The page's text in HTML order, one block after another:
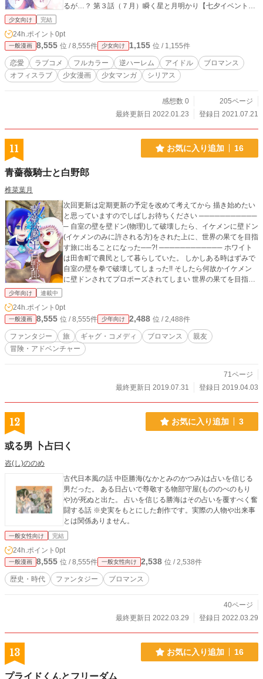
るが…？ 第３話（７月）瞬く星と月明かり【七夕イベント】
思い出である、 出会いのエピソードを語ることに… 同人一次
創作アイドルプロジェクト「フェザーA」 公式 https://twitter.
com/Feather_Ace https://www.youtube.com/channel/UCGZWf
uqVNwufk9ni1WV5CHA
少女向け 完結
24h.ポイント 0pt
一般漫画 8,555 位 / 8,555件 少女向け 1,155 位 / 1,155件
恋愛 ラブコメ フルカラー 逆ハーレム アイドル
ブロマンス
オフィスラブ
少女漫画 少女マンガ シリアス
感想数 0
205ページ
最終更新日 2022.01.23
登録日 2021.07.21
11 お気に入り追加 16
青薔薇騎士と白野郎
椎菜葉月
次回更新は定期更新の予定を改めて考えてから 描き始めたい
と思っていますのでしばしお待ちください ───────────
─ 自室の壁を壁ドン(物理)して破壊したら、イケメンに壁ドン
(イケメンのみに許される方)をされた上に、世界の果てを目指
す旅に出ることになった──?! ──────────── ホワイト
は田舎町で農民として暮らしていた。 しかしある時はずみで
自室の壁を拳で破壊してしまった!! そしたら何故かイケメン
に壁ドンされてプロポーズされてしまい 世界の果てを目指す
ブロマンスとなっています※ ──────────── 同人誌とし
て発行もしています 一巻… https://kaeruotaku.booth.pm/item
s/485296 二巻… https://kaeruotaku.booth.pm/items/657469
少年向け 連載中
24h.ポイント 0pt
一般漫画 8,555 位 / 8,555件 少年向け 2,488 位 / 2,488件
ファンタジー 旅 ギャグ・コメディ ブロマンス
親友
冒険・アドベンチャー
71ページ
最終更新日 2019.07.31
登録日 2019.04.03
12 お気に入り追加 3
或る男 卜占曰く
咨(し)ののめ
古代日本風の話 中臣勝海(なかとみのかつみ)は占いを信じる
男だった。 ある日占いで尊敬する物部守屋(もののべのもり
や)が死ぬと出た。 占いを信じる勝海はその占いを覆すべく奮
闘する話 ※史実をもとにした創作です。実際の人物や出来事
とは関係ありません。
一般女性向け 完結
24h.ポイント 0pt
一般漫画 8,555 位 / 8,555件 一般女性向け 2,538 位 / 2,538件
歴史・時代 ファンタジー ブロマンス
40ページ
最終更新日 2022.03.29
登録日 2022.03.29
13 お気に入り追加 16
プライドくんとフリーダム